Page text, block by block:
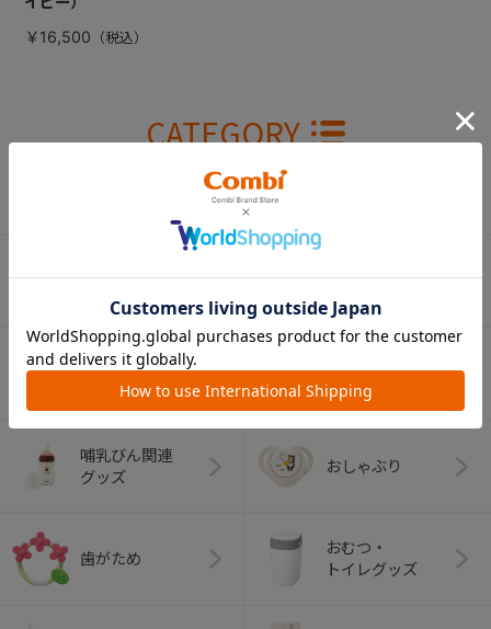
￥16,500
CATEGORY
カテゴリー
ベビーカー チャイルドシート
ベビーラック＆
ベビーチェア
（子守帯）
哺乳びん関連
グッズ
おしゃぶり
歯がため
おむつ・
トイレグッズ